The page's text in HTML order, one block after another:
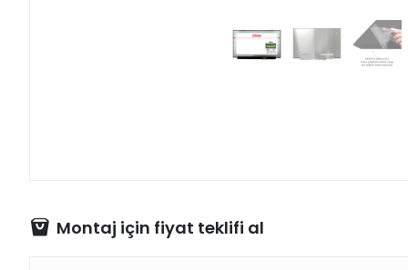
Montaj için fiyat teklifi al